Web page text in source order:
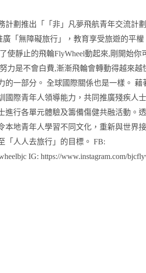
計劃推出「「非」凡夢飛航青年交流計
廣「無障礙旅行」，教育享受旅遊的平權
使靜止的飛輪FlyWheel動起來,剛開始你
力是不會白費,漸漸飛輪會轉動得越來越
的一部分。 全球國際關係也是一樣。 藉
國際青年人領導能力，共同推廣殘疾人
進行各單元體驗及籌備傷健共融活動。
本地青年人學習不同文化，重新與世界
「人人去旅行」的目標。 FB:
IG: https://www.instagram.com/